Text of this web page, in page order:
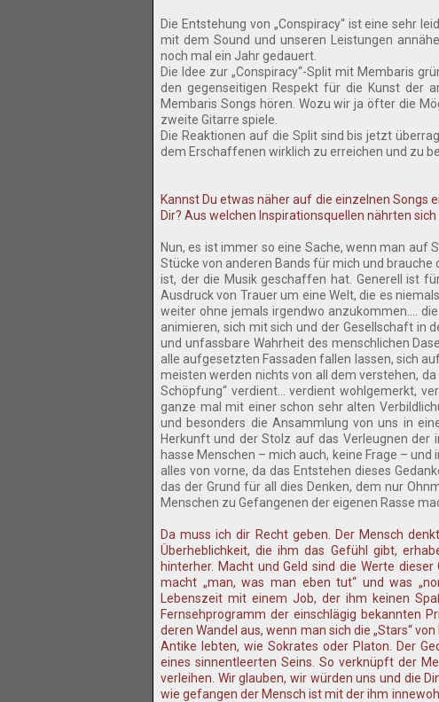
Die Entstehung von „Conspiracy“ ist eine sehr
mit dem Sound und unseren Leistungen
noch mal ein Jahr gedauert.
Die Idee zur „Conspiracy“-Split mit Membaris
den gegenseitigen Respekt für die Kunst der
Membaris Songs hören. Wozu wir ja öfter die
zweite Gitarre spiele.
Die Reaktionen auf die Split sind bis jetzt
dem Erschaffenen wirklich zu erreichen und zu
Kannst Du etwas näher auf die einzelnen Songs
Dir? Aus welchen Inspirationsquellen nährten
Nun, es ist immer so eine Sache, wenn man auf
Stücke von anderen Bands für mich und
ist, der die Musik geschaffen hat. Generell ist
Ausdruck von Trauer um eine Welt, die es
weiter ohne jemals irgendwo anzukommen....
animieren, sich mit sich und der Gesellschaft in
und unfassbare Wahrheit des menschlichen
alle aufgesetzten Fassaden fallen lassen, sich
meisten werden nichts von all dem verstehen,
Schöpfung“ verdient... verdient wohlgemerkt,
ganze mal mit einer schon sehr alten
und besonders die Ansammlung von uns in
Herkunft und der Stolz auf das Verleugnen
hasse Menschen – mich auch, keine Frage –
alles von vorne, da das Entstehen dieses
das der Grund für all dies Denken, dem nur
Menschen zu Gefangenen der eigenen Rasse
Da muss ich dir Recht geben. Der Mensch
Überheblichkeit, die ihm das Gefühl gibt,
hinterher. Macht und Geld sind die Werte
macht „man, was man eben tut“ und was
Lebenszeit mit einem Job, der ihm keinen
Fernsehprogramm der einschlägig bekannten
deren Wandel aus, wenn man sich die „Stars“
Antike lebten, wie Sokrates oder Platon. Der
eines sinnentleerten Seins. So verknüpft der
verleihen. Wir glauben, wir würden uns und die
wie gefangen der Mensch ist mit der ihm